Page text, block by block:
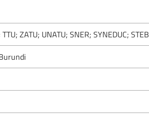
ZATU; UNATU; SNER; SYNEDUC; STEB